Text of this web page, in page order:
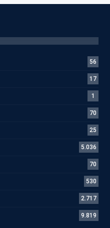
56
17
1
70
25
5.036
70
530
2.717
9.819